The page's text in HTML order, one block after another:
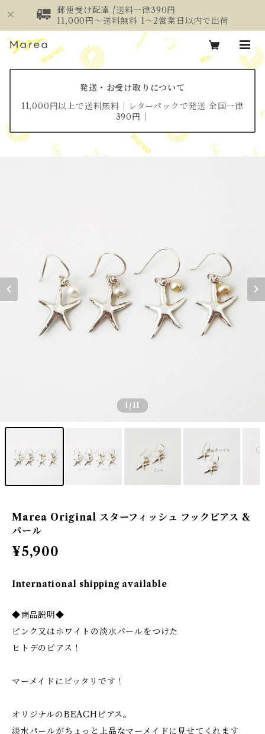
郵便受け配達 /送料一律390円
11,000円～送料無料 1～2営業日以内で出荷
発送・お受け取りについて
11,000円以上で送料無料│レターパックで発送 全国一律
390円│
1 /11
Marea Original スターフィッシュ フックピアス &
パール
¥5,900
International shipping available
◆商品説明◆
ピンク又はホワイトの淡水パールをつけた
ヒトデのピアス！
マーメイドにピッタリです！
オリジナルのBEACHピアス。
淡水パールがちょっと上品なマーメイドに見せてくれます